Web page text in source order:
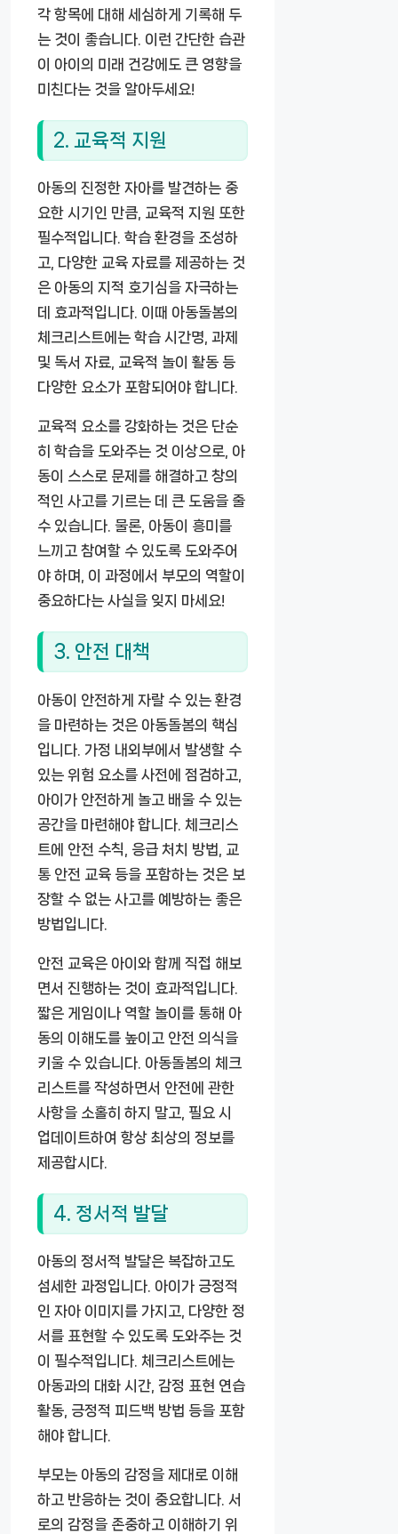
각 항목에 대해 세심하게 기록해 두
는 것이 좋습니다. 이런 간단한 습관
이 아이의 미래 건강에도 큰 영향을
미친다는 것을 알아두세요!
2. 교육적 지원
아동의 진정한 자아를 발견하는 중
요한 시기인 만큼, 교육적 지원 또한
필수적입니다. 학습 환경을 조성하
고, 다양한 교육 자료를 제공하는 것
은 아동의 지적 호기심을 자극하는
데 효과적입니다. 이때 아동돌봄의
체크리스트에는 학습 시간명, 과제
및 독서 자료, 교육적 놀이 활동 등
다양한 요소가 포함되어야 합니다.
교육적 요소를 강화하는 것은 단순
히 학습을 도와주는 것 이상으로, 아
동이 스스로 문제를 해결하고 창의
적인 사고를 기르는 데 큰 도움을 줄
수 있습니다. 물론, 아동이 흥미를
느끼고 참여할 수 있도록 도와주어
야 하며, 이 과정에서 부모의 역할이
중요하다는 사실을 잊지 마세요!
3. 안전 대책
아동이 안전하게 자랄 수 있는 환경
을 마련하는 것은 아동돌봄의 핵심
입니다. 가정 내외부에서 발생할 수
있는 위험 요소를 사전에 점검하고,
아이가 안전하게 놀고 배울 수 있는
공간을 마련해야 합니다. 체크리스
트에 안전 수칙, 응급 처치 방법, 교
통 안전 교육 등을 포함하는 것은 보
장할 수 없는 사고를 예방하는 좋은
방법입니다.
안전 교육은 아이와 함께 직접 해보
면서 진행하는 것이 효과적입니다.
짧은 게임이나 역할 놀이를 통해 아
동의 이해도를 높이고 안전 의식을
키울 수 있습니다. 아동돌봄의 체크
리스트를 작성하면서 안전에 관한
사항을 소홀히 하지 말고, 필요 시
업데이트하여 항상 최상의 정보를
제공합시다.
4. 정서적 발달
아동의 정서적 발달은 복잡하고도
섬세한 과정입니다. 아이가 긍정적
인 자아 이미지를 가지고, 다양한 정
서를 표현할 수 있도록 도와주는 것
이 필수적입니다. 체크리스트에는
아동과의 대화 시간, 감정 표현 연습
활동, 긍정적 피드백 방법 등을 포함
해야 합니다.
부모는 아동의 감정을 제대로 이해
하고 반응하는 것이 중요합니다. 서
로의 감정을 존중하고 이해하기 위